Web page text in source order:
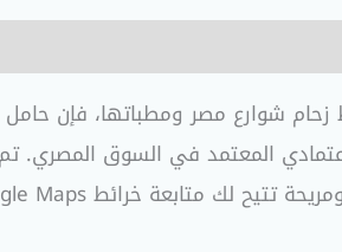
زحام شوارع مصر ومطباتها، فإن حامل
المعتمد في السوق المصري.